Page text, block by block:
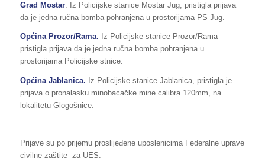
Grad Mostar. Iz Policijske stanice Mostar Jug, pristigla prijava
da je jedna ručna bomba pohranjena u prostorijama PS Jug.
Općina Prozor/Rama. Iz Policijske stanice Prozor/Rama
pristigla prijava da je jedna ručna bomba pohranjena u
prostorijama Policijske stnice.
Općina Jablanica. Iz Policijske stanice Jablanica, pristigla je
prijava o pronalasku minobacačke mine calibra 120mm, na
lokalitetu Glogošnice.
Prijave su po prijemu proslijeđene uposlenicima Federalne uprave
civilne zaštite za UES.